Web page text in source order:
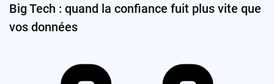
Big Tech : quand la confiance fuit plus vite que
vos données